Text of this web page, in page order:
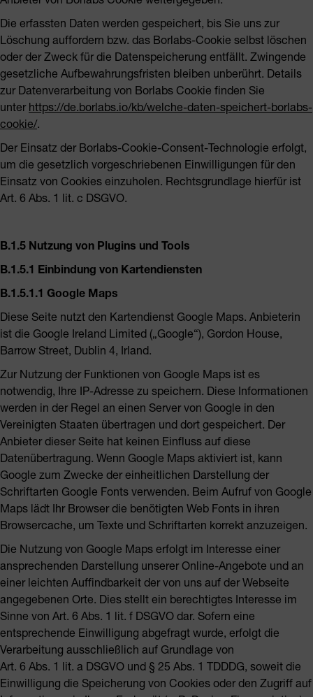
Die erfassten Daten werden gespeichert, bis Sie uns zur
Löschung auffordern bzw. das Borlabs-Cookie selbst löschen
oder der Zweck für die Datenspeicherung entfällt. Zwingende
gesetzliche Aufbewahrungsfristen bleiben unberührt. Details
zur Datenverarbeitung von Borlabs Cookie finden Sie
unter https://de.borlabs.io/kb/welche-daten-speichert-borlabs-
cookie/.
Der Einsatz der Borlabs-Cookie-Consent-Technologie erfolgt,
um die gesetzlich vorgeschriebenen Einwilligungen für den
Einsatz von Cookies einzuholen. Rechtsgrundlage hierfür ist
Art. 6 Abs. 1 lit. c DSGVO.
B.1.5 Nutzung von Plugins und Tools
B.1.5.1 Einbindung von Kartendiensten
B.1.5.1.1 Google Maps
Diese Seite nutzt den Kartendienst Google Maps. Anbieterin
ist die Google Ireland Limited („Google“), Gordon House,
Barrow Street, Dublin 4, Irland.
Zur Nutzung der Funktionen von Google Maps ist es
notwendig, Ihre IP-Adresse zu speichern. Diese Informationen
werden in der Regel an einen Server von Google in den
Vereinigten Staaten übertragen und dort gespeichert. Der
Anbieter dieser Seite hat keinen Einfluss auf diese
Datenübertragung. Wenn Google Maps aktiviert ist, kann
Google zum Zwecke der einheitlichen Darstellung der
Schriftarten Google Fonts verwenden. Beim Aufruf von Google
Maps lädt Ihr Browser die benötigten Web Fonts in ihren
Browsercache, um Texte und Schriftarten korrekt anzuzeigen.
Die Nutzung von Google Maps erfolgt im Interesse einer
ansprechenden Darstellung unserer Online-Angebote und an
einer leichten Auffindbarkeit der von uns auf der Webseite
angegebenen Orte. Dies stellt ein berechtigtes Interesse im
Sinne von Art. 6 Abs. 1 lit. f DSGVO dar. Sofern eine
entsprechende Einwilligung abgefragt wurde, erfolgt die
Verarbeitung ausschließlich auf Grundlage von
Art. 6 Abs. 1 lit. a DSGVO und § 25 Abs. 1 TDDDG, soweit die
Einwilligung die Speicherung von Cookies oder den Zugriff auf